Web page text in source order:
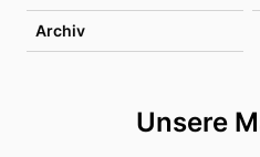
Archiv
Unsere